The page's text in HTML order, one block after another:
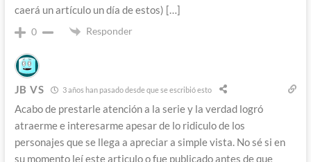
caerá un artículo un día de estos) […]
0 Responder
JB VS 3 años han pasado desde que se escribió esto
Acabo de prestarle atención a la serie y la verdad logró
atraerme e interesarme apesar de lo ridiculo de los
personajes que se llega a apreciar a simple vista. No sé si en
su momento leí este articulo o fue publicado antes de que